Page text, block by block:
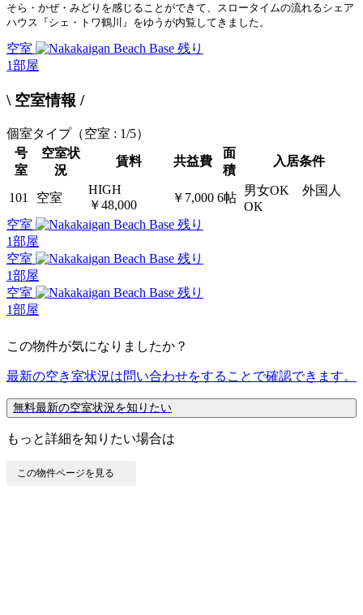
そら・かぜ・みどりを感じることができて、スロータイムの流れるシェア
ハウス『シェ・トワ鶴川』をゆうが内覧してきました。
空室
残り
1部屋
\ 空室情報 /
個室タイプ（空室 : 1/5）
号
室
空室状
況
賃料 共益費
面
積
入居条件
101 空室
HIGH
￥48,000
￥7,000 6帖
男女OK 外国人
OK
空室
残り
1部屋
空室
残り
1部屋
空室
残り
1部屋
この物件が気になりましたか？
最新の空き室状況は問い合わせをすることで確認できます。
無料最新の空室状況を知りたい
もっと詳細を知りたい場合は
この物件ページを見る